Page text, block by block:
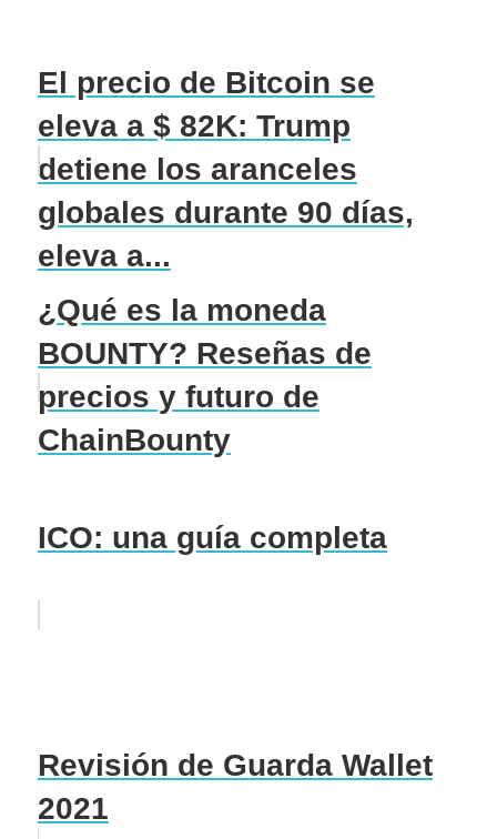
El precio de Bitcoin se
eleva a $ 82K: Trump
detiene los aranceles
globales durante 90 días,
eleva a...
¿Qué es la moneda
BOUNTY? Reseñas de
precios y futuro de
ChainBounty
ICO: una guía completa
Revisión de Guarda Wallet
2021